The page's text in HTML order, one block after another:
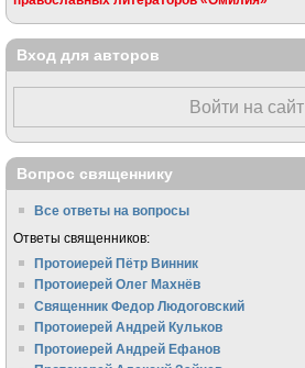
Вход для авторов
Войти на сайт
Вопрос священнику
Все ответы на вопросы
Ответы священников:
Протоиерей Пётр Винник
Протоиерей Олег Махнёв
Священник Федор Людоговский
Протоиерей Андрей Кульков
Протоиерей Андрей Ефанов